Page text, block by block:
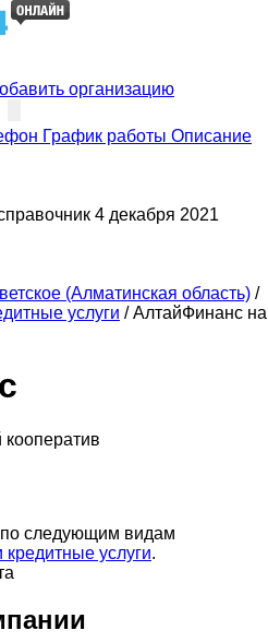
организацию
График работы Описание
4 декабря 2021
(Алматинская область) /
услуги / АлтайФинанс на
кооператив
по следующим видам
услуги.